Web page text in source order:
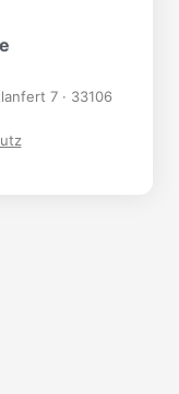
7 · 33106